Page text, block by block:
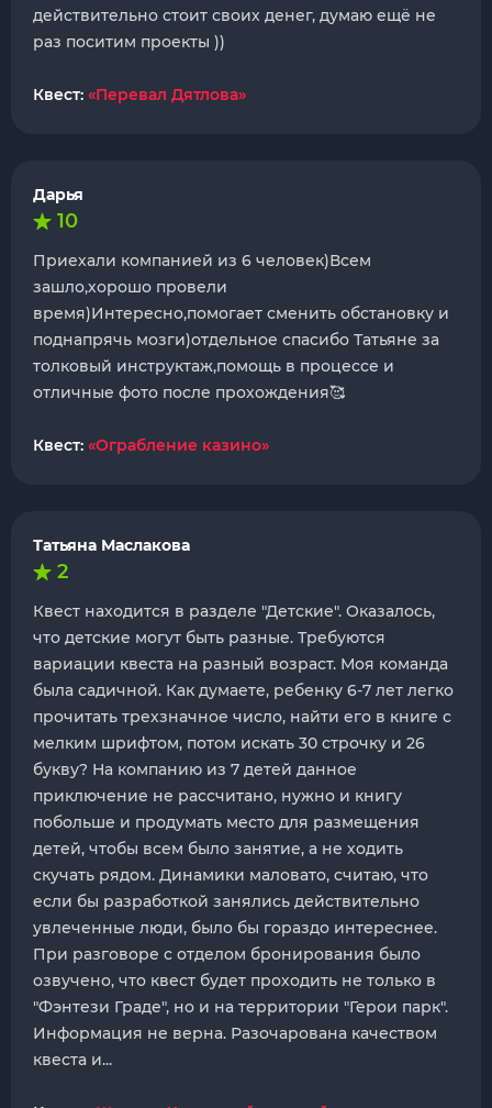
действительно стоит своих денег, думаю ещё не
раз поситим проекты ))
Квест: «Перевал Дятлова»
Дарья
10
Приехали компанией из 6 человек)Всем
зашло,хорошо провели
время)Интересно,помогает сменить обстановку и
поднапрячь мозги)отдельное спасибо Татьяне за
толковый инструктаж,помощь в процессе и
отличные фото после прохождения🥰
Квест: «Ограбление казино»
Татьяна Маслакова
2
Квест находится в разделе "Детские". Оказалось,
что детские могут быть разные. Требуются
вариации квеста на разный возраст. Моя команда
была садичной. Как думаете, ребенку 6-7 лет легко
прочитать трехзначное число, найти его в книге с
мелким шрифтом, потом искать 30 строчку и 26
букву? На компанию из 7 детей данное
приключение не рассчитано, нужно и книгу
побольше и продумать место для размещения
детей, чтобы всем было занятие, а не ходить
скучать рядом. Динамики маловато, считаю, что
если бы разработкой занялись действительно
увлеченные люди, было бы гораздо интереснее.
При разговоре с отделом бронирования было
озвучено, что квест будет проходить не только в
"Фэнтези Граде", но и на территории "Герои парк".
Информация не верна. Разочарована качеством
квеста и...